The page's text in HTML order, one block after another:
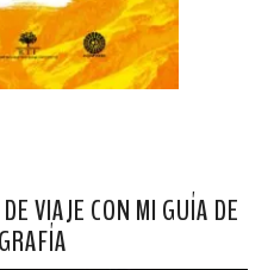
VIAJE CON MI GUÍA DE